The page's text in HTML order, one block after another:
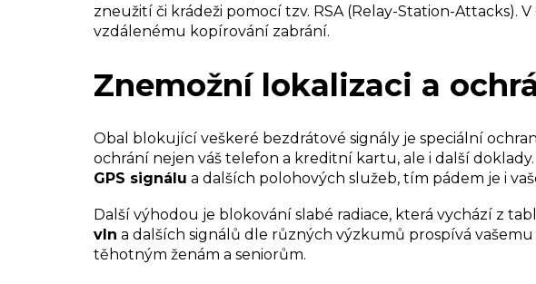
zneužití či krádeži pomocí tzv. RSA (Relay-Station-
vzdálenému kopírování zabrání.
Znemožní lokalizaci a
Obal blokující veškeré bezdrátové signály je speciální
ochrání nejen váš telefon a kreditní kartu, ale i další
GPS signálu a dalších polohových služeb, tím pádem je i
Další výhodou je blokování slabé radiace, která vychází z
vln a dalších signálů dle různých výzkumů prospívá
těhotným ženám a seniorům.